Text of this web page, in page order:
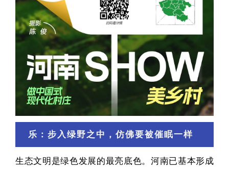
乐：步入绿野之中，仿佛要被催眠一样
生态文明是绿色发展的最亮底色。河南已基本形成